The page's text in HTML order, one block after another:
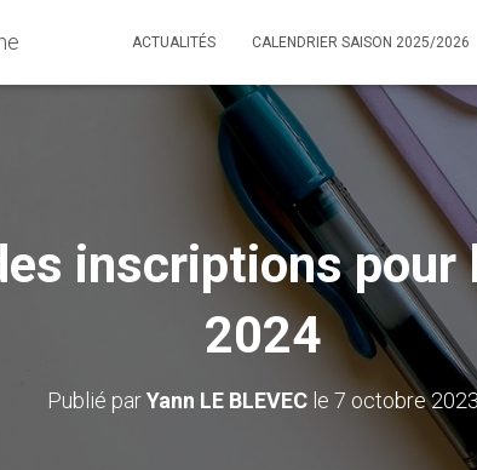
ACTUALITÉS CALENDRIER SAISON 2025/2026
inscriptions pour
2024
Publié parYann LE BLEVECle 7 octobre